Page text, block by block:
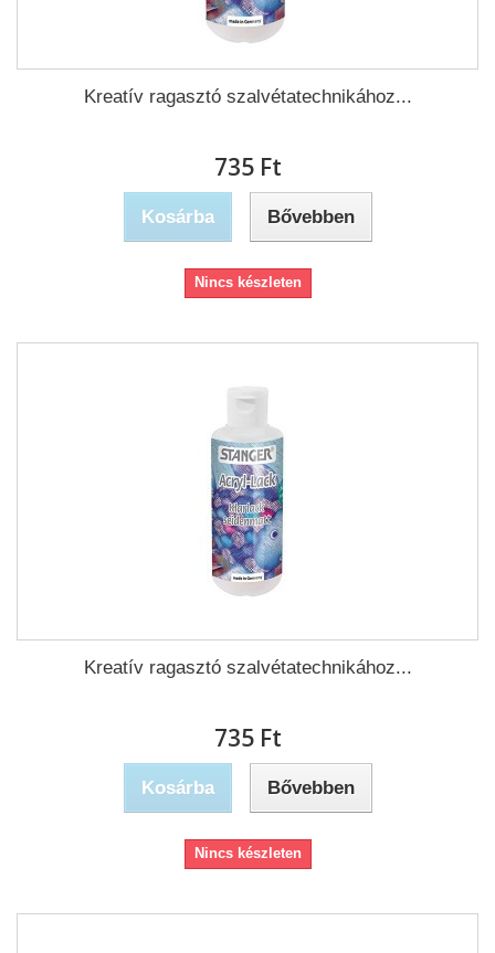
Kreatív ragasztó szalvétatechnikához...
735 Ft‎
Kosárba Bővebben
Nincs készleten
Kreatív ragasztó szalvétatechnikához...
735 Ft‎
Kosárba Bővebben
Nincs készleten